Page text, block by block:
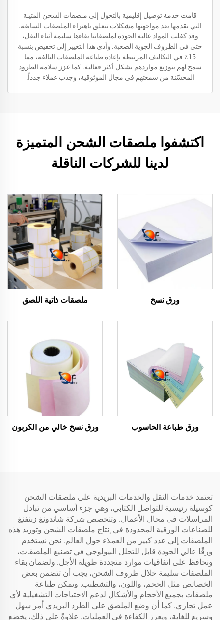
قامت خدمة توصيل إقليمية بالتحول إلى ملصقات الشحن المتينة
التي نقدمها بعد مواجهتها مشكلات تتعلق باهتراء الملصقات السابقة.
وقد كفلت المواد عالية الجودة لملصقاتنا بقاءها سليمة أثناء النقل،
حتى في الظروف الجوية الصعبة. وأدى هذا التغيير إلى تخفيض بنسبة
15٪ في التكاليف المرتبطة بإعادة طباعة الملصقات التالفة، مما
سمح لهم بتوزيع مواردهم بشكل أكثر فعالية. كما عزز سلامة الطرود
المحسّنة من سمعتهم في مجال الموثوقية، وجذب عملاء جدداً.
اكتشفوا ملصقات الشحن المتميزة
لدينا للشركات الناقلة
ورق نسخ ملصقات ذاتية اللصق
ورق طباعة الحاسوب ورق نسخ خالي من الكربون
تعتمد خدمات النقل والخدمات البريدية على ملصقات الشحن
كوسيلة رئيسية للتواصل الكتابي، وهي جزء أساسي من تبادل
المراسلات في مجال الأعمال. وتتخصص شركة شاندونغ زينفنغ
للصناعات الورقية المحدودة في إنتاج ملصقات الشحن وتوريد هذه
الملصقات إلى عدد كبير من العملاء حول العالم. نحن نستخدم
ورقًا عالي الجودة قابل للتحلل البيولوجي في تصنيع الملصقات،
ونحافظ على اتفاقيات موارد متجددة طويلة الأجل. ولضمان بقاء
الملصقات سليمة خلال ظروف الشحن، يجب أن تتضمن بعض
الخصائص مثل الحجم، واللون، والتشطيب. ويمكن طباعة
ملصقات بجميع الأحجام والأشكال لدعم الاحتياجات التشغيلية لأي
عمل تجاري. كما أن وضع الملصق على الطرد البريدي أمر سهل
وسريع للغاية، ويعزز الكفاءة في العمليات. علاوةً على ذلك، يخضع